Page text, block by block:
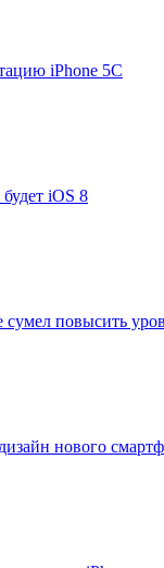
iPhone 5C
iOS 8
сумел повысить
нового